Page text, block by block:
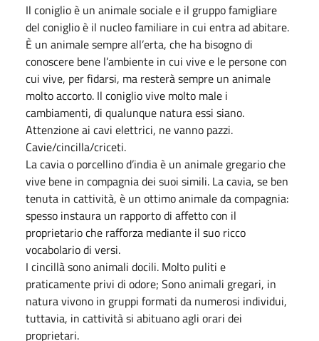
Il coniglio è un animale sociale e il gruppo famigliare
del coniglio è il nucleo familiare in cui entra ad abitare.
È un animale sempre all’erta, che ha bisogno di
conoscere bene l’ambiente in cui vive e le persone con
cui vive, per fidarsi, ma resterà sempre un animale
molto accorto. Il coniglio vive molto male i
cambiamenti, di qualunque natura essi siano.
Attenzione ai cavi elettrici, ne vanno pazzi.
Cavie/cincilla/criceti.
La cavia o porcellino d’india è un animale gregario che
vive bene in compagnia dei suoi simili. La cavia, se ben
tenuta in cattività, è un ottimo animale da compagnia:
spesso instaura un rapporto di affetto con il
proprietario che rafforza mediante il suo ricco
vocabolario di versi.
I cincillà sono animali docili. Molto puliti e
praticamente privi di odore; Sono animali gregari, in
natura vivono in gruppi formati da numerosi individui,
tuttavia, in cattività si abituano agli orari dei
proprietari.